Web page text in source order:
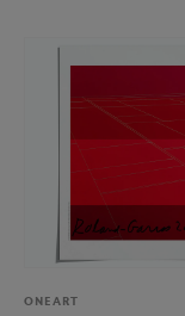
ONEART